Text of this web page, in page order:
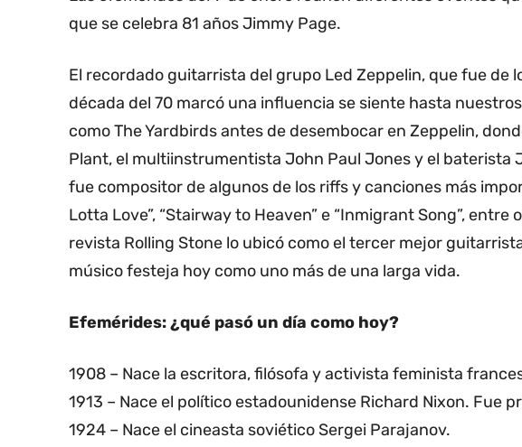
que se celebra 81 años Jimmy Page.
El recordado guitarrista del grupo Led Zeppelin, que fue de
década del 70 marcó una influencia se siente hasta
como The Yardbirds antes de desembocar en Zeppelin,
Plant, el multiinstrumentista John Paul Jones y el baterista
fue compositor de algunos de los riffs y canciones más
Lotta Love”, “Stairway to Heaven” e “Inmigrant Song”,
revista Rolling Stone lo ubicó como el tercer mejor
músico festeja hoy como uno más de una larga vida.
Efemérides: ¿qué pasó un día como hoy?
1908 – Nace la escritora, filósofa y activista feminista
1913 – Nace el político estadounidense Richard Nixon. Fue
1924 – Nace el cineasta soviético Sergei Parajanov.